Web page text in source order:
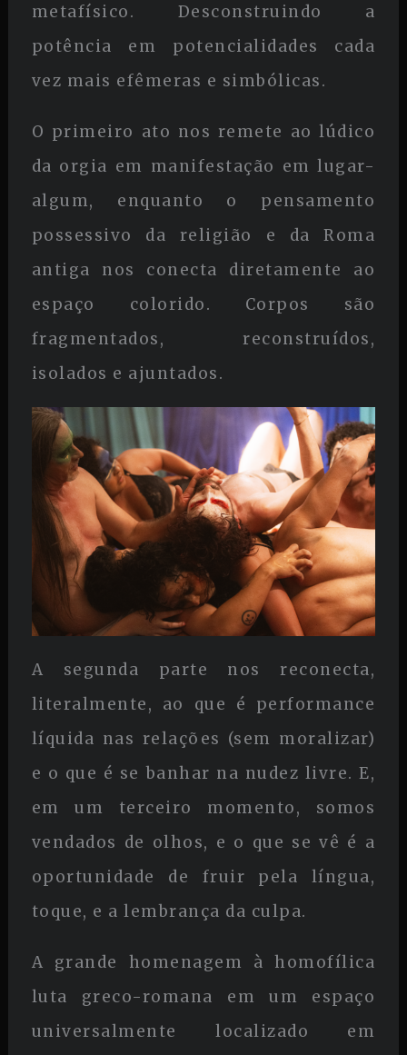
metafísico. Desconstruindo a
potência em potencialidades cada
vez mais efêmeras e simbólicas.
O primeiro ato nos remete ao lúdico
da orgia em manifestação em lugar-
algum, enquanto o pensamento
possessivo da religião e da Roma
antiga nos conecta diretamente ao
espaço colorido. Corpos são
fragmentados, reconstruídos,
isolados e ajuntados.
A segunda parte nos reconecta,
literalmente, ao que é performance
líquida nas relações (sem moralizar)
e o que é se banhar na nudez livre. E,
em um terceiro momento, somos
vendados de olhos, e o que se vê é a
oportunidade de fruir pela língua,
toque, e a lembrança da culpa.
A grande homenagem à homofílica
luta greco-romana em um espaço
universalmente localizado em